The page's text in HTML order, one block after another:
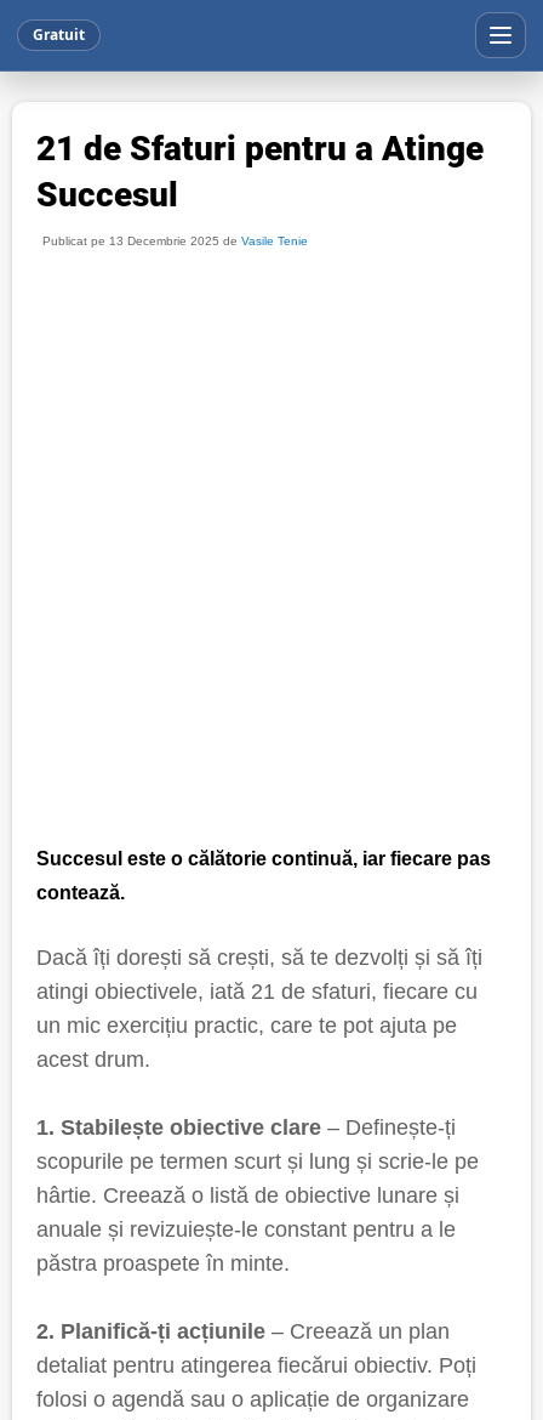
Gratuit
21 de Sfaturi pentru a Atinge
Succesul
Publicat pe 13 Decembrie 2025 de Vasile Tenie
Succesul este o călătorie continuă, iar fiecare pas
contează.
Dacă îți dorești să crești, să te dezvolți și să îți
atingi obiectivele, iată 21 de sfaturi, fiecare cu
un mic exercițiu practic, care te pot ajuta pe
acest drum.
1. Stabilește obiective clare – Definește-ți
scopurile pe termen scurt și lung și scrie-le pe
hârtie. Creează o listă de obiective lunare și
anuale și revizuiește-le constant pentru a le
păstra proaspete în minte.
2. Planifică-ți acțiunile – Creează un plan
detaliat pentru atingerea fiecărui obiectiv. Poți
folosi o agendă sau o aplicație de organizare